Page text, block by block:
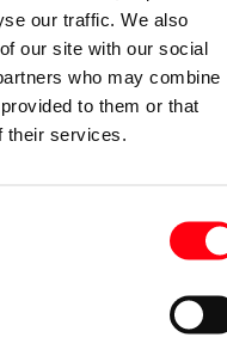
our traffic. We also
our site with our social
who may combine
to them or that
services.
- Uitlopend
Future
1v f-aluzilver
Balance